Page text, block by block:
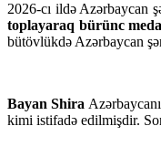
2026-cı ildə Azərbaycan
toplayaraq bürünc
bütövlükdə Azərbaycan
Bayan Shira
kimi istifadə edilmişdir.